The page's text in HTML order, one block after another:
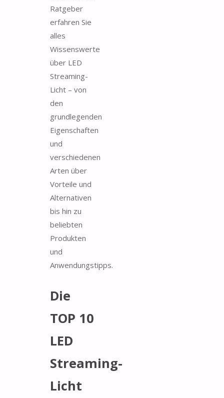
Ratgeber
erfahren Sie
alles
Wissenswerte
über LED
Streaming-
Licht – von
den
grundlegenden
Eigenschaften
und
verschiedenen
Arten über
Vorteile und
Alternativen
bis hin zu
beliebten
Produkten
und
Anwendungstipps.
Die
TOP 10
LED
Streaming-
Licht